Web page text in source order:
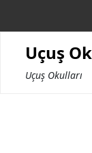
Uçuş
Uçuş Okulları